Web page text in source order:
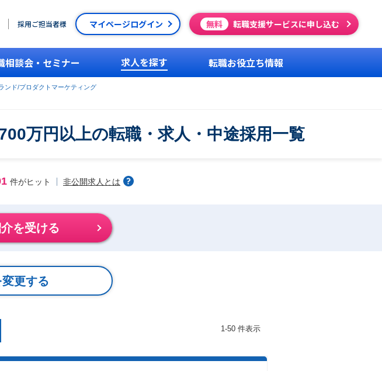
採用ご担当者様 マイページログイン 無料 転職支援サービスに申し込む
相談会・セミナー 求人を探す 転職お役立ち情報
ンド/プロダクトマーケティング
万円以上の転職・求人・中途採用一覧
件がヒット 非公開求人とは
を受ける
更する
1-50 件表示